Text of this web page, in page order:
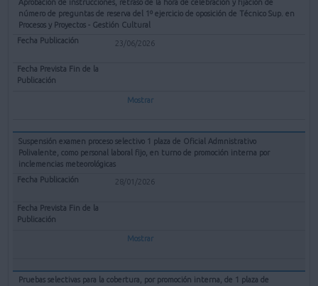
Aprobación de instrucciones, retraso de la hora de celebración y fijación de
número de preguntas de reserva del 1º ejercicio de oposición de Técnico Sup. en
Procesos y Proyectos - Gestión Cultural
23/06/2026
Mostrar
Suspensión examen proceso selectivo 1 plaza de Oficial Admnistrativo
Polivalente, como personal laboral fijo, en turno de promoción interna por
inclemencias meteorológicas
28/01/2026
Mostrar
Pruebas selectivas para la cobertura, por promoción interna, de 1 plaza de